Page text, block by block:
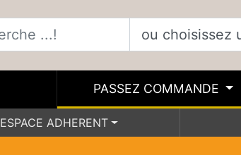
PASSEZ COMMANDE
ESPACE ADHERENT